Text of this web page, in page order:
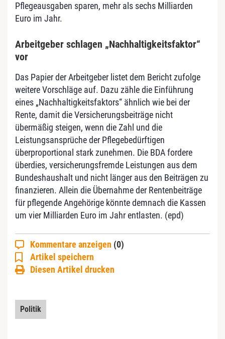
Pflegeausgaben sparen, mehr als sechs Milliarden
Euro im Jahr.
Arbeitgeber schlagen „Nachhaltigkeitsfaktor“
vor
Das Papier der Arbeitgeber listet dem Bericht zufolge
weitere Vorschläge auf. Dazu zähle die Einführung
eines „Nachhaltigkeitsfaktors“ ähnlich wie bei der
Rente, damit die Versicherungsbeiträge nicht
übermäßig steigen, wenn die Zahl und die
Leistungsansprüche der Pflegebedürftigen
überproportional stark zunehmen. Die BDA fordere
überdies, versicherungsfremde Leistungen aus dem
Bundeshaushalt und nicht länger aus den Beiträgen zu
finanzieren. Allein die Übernahme der Rentenbeiträge
für pflegende Angehörige könnte demnach die Kassen
um vier Milliarden Euro im Jahr entlasten. (epd)
Kommentare anzeigen (0)
Artikel speichern
Diesen Artikel drucken
Politik